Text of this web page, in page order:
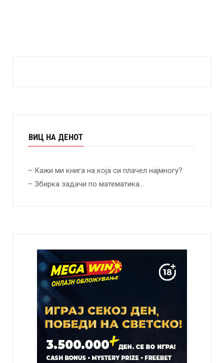
ВИЦ НА ДЕНОТ
– Кажи ми книга на која си плачел најмногу?
– Збирка задачи по математика…